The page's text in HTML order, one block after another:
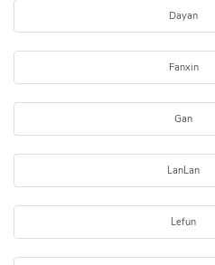
Dayan
Fanxin
Gan
LanLan
Lefun